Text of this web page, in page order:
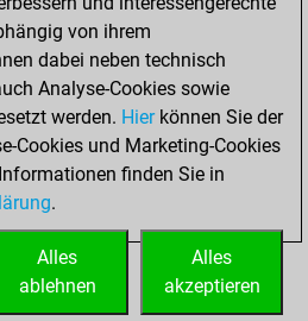
0
0
von ihrem
dabei neben technisch
Analyse-Cookies sowie
werden. Hierkönnen Sie der
Cookies und Marketing-Cookies
finden Sie in
.
Alles
akzeptieren
Alles
ablehnen